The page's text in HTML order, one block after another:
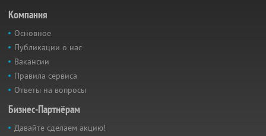
Компания
Основное
Публикации о нас
Вакансии
Правила сервиса
Ответы на вопросы
Бизнес-Партнёрам
Давайте сделаем акцию!